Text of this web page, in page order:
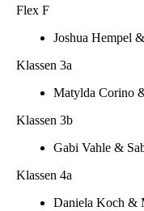
Flex F
Joshua Hempel
Klassen 3a
Matylda Corino
Klassen 3b
Gabi Vahle &
Klassen 4a
Daniela Koch &